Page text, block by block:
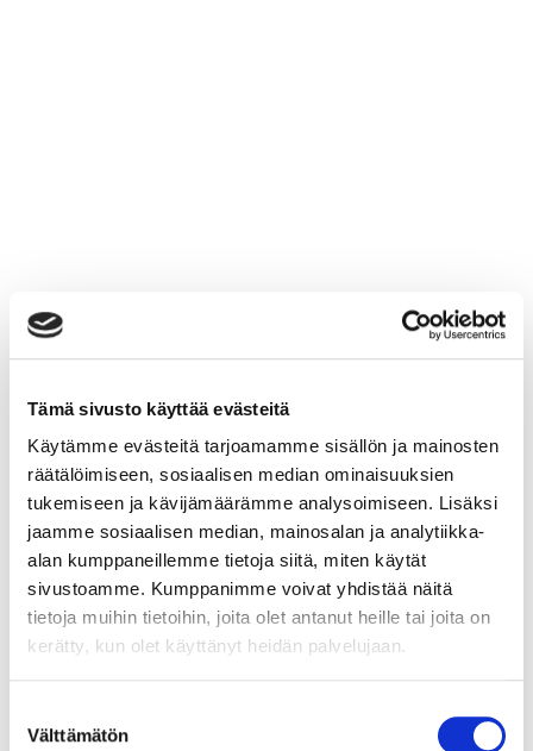
Tämä sivusto käyttää evästeitä
Käytämme evästeitä tarjoamamme sisällön ja mainosten
räätälöimiseen, sosiaalisen median ominaisuuksien
tukemiseen ja kävijämäärämme analysoimiseen. Lisäksi
jaamme sosiaalisen median, mainosalan ja analytiikka-
alan kumppaneillemme tietoja siitä, miten käytät
sivustoamme. Kumppanimme voivat yhdistää näitä
tietoja muihin tietoihin, joita olet antanut heille tai joita on
kerätty, kun olet käyttänyt heidän palvelujaan.
valinta
Välttämätön